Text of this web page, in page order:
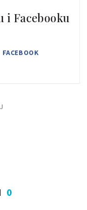
i Facebooku
FACEBOOK
0